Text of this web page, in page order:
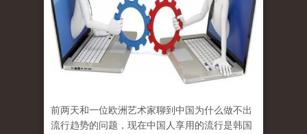
前两天和一位欧洲艺术家聊到中国为什么做不出
流行趋势的问题，现在中国人享用的流行是韩国